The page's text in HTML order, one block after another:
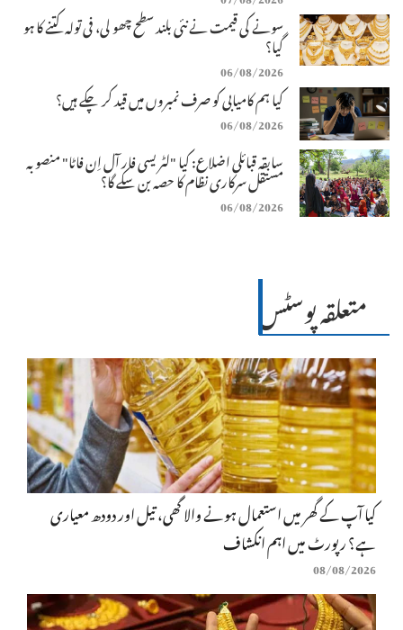
سونے کی قیمت نے نئی بلند سطح چھو لی، فی تولہ کتنے کا ہو
گیا؟
06/08/2026
کیا ہم کامیابی کو صرف نمبروں میں قید کر چکے ہیں؟
06/08/2026
سابقہ قبائلی اضلاع: کیا "لٹریسی فار آل اِن فاٹا" منصوبہ
مستقل سرکاری نظام کا حصہ بن سکے گا؟
06/08/2026
متعلقہ پوسٹس
کیا آپ کے گھر میں استعمال ہونے والا گھی، تیل اور دودھ معیاری
ہے؟ رپورٹ میں اہم انکشاف
08/08/2026